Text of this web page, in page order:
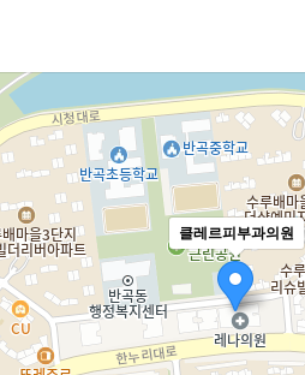
클레르피부과의원